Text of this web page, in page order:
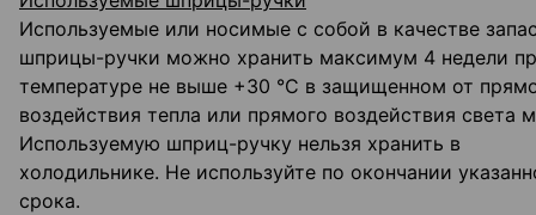
Используемые или носимые с собой в качестве
шприцы-ручки можно хранить максимум 4 недели
температуре не выше +30 °C в защищенном от
воздействия тепла или прямого воздействия света
Используемую шприц-ручку нельзя хранить в
холодильнике. Не используйте по окончании
срока.